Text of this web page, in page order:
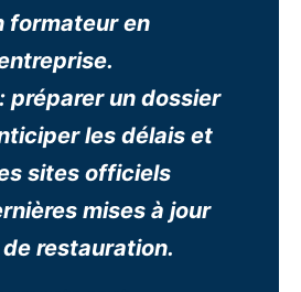
formateur en
préparer un dossier
les délais et
sites officiels
mises à jour
restauration.